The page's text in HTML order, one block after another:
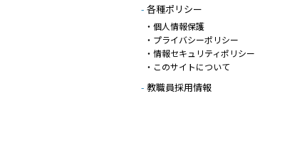
- 各種ポリシー
・個人情報保護
・プライバシーポリシー
・情報セキュリティポリシー
・このサイトについて
- 教職員採用情報